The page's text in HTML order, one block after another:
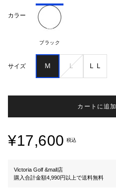
カラー
ブラック
サイズ Ｍ Ｌ ＬＬ
カートに追加
¥17,600 税込
Victoria Golf &mall店
購入合計金額4,990円以上で送料無料